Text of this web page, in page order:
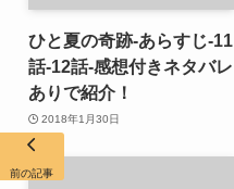
ひと夏の奇跡-あらすじ-11
話-12話-感想付きネタバレ
ありで紹介！
2018年1月30日
前の記事